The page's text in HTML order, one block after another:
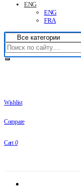
ENG
ENG
FRA
Wishlist
Compare
Cart 0